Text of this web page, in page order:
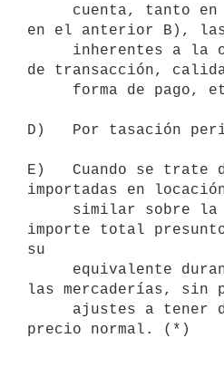
en el anterior B), las
de transacción,
D)   Por tasación
E)   Cuando se trate
importadas en
importe total
su
las mercaderías, sin